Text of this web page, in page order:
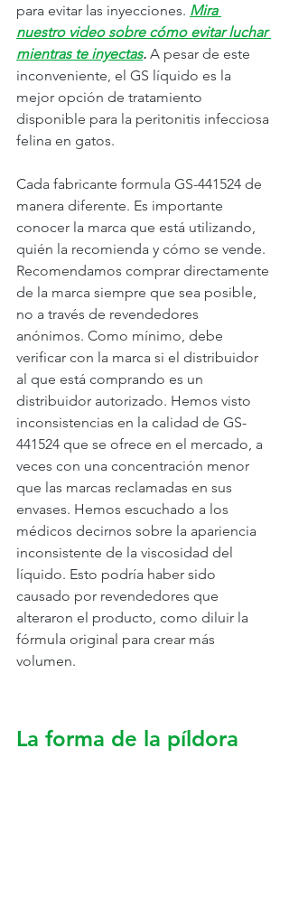
para evitar las inyecciones. Mira
nuestro video sobre cómo evitar luchar
mientras te inyectas. A pesar de este
inconveniente, el GS líquido es la
mejor opción de tratamiento
disponible para la peritonitis infecciosa
felina en gatos.
Cada fabricante formula GS-441524 de
manera diferente. Es importante
conocer la marca que está utilizando,
quién la recomienda y cómo se vende.
Recomendamos comprar directamente
de la marca siempre que sea posible,
no a través de revendedores
anónimos. Como mínimo, debe
verificar con la marca si el distribuidor
al que está comprando es un
distribuidor autorizado. Hemos visto
inconsistencias en la calidad de GS-
441524 que se ofrece en el mercado, a
veces con una concentración menor
que las marcas reclamadas en sus
envases. Hemos escuchado a los
médicos decirnos sobre la apariencia
inconsistente de la viscosidad del
líquido. Esto podría haber sido
causado por revendedores que
alteraron el producto, como diluir la
fórmula original para crear más
volumen.
La forma de la píldora